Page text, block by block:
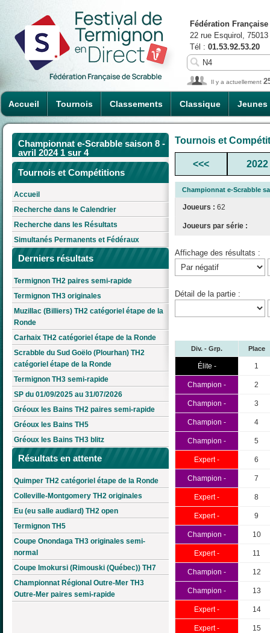
Accueil Tournois Classements Classique Jeunes
Fédération
22 rue Esquirol,
Tél : 01.53.92.53.20
Il y a actuellement
Championnat e-Scrabble saison 8 -
avril 2024 1 sur 4
Tournois et Compétitions
Accueil
Recherche dans le Calendrier
Recherche dans les Résultats
Simultanés Permanents et Fédéraux
Derniers résultats
Termignon TH2 paires semi-rapide
Termignon TH3 originales
Muzillac (Billiers) TH2 catégoriel étape de la
Ronde
Carhaix TH2 catégoriel étape de la Ronde
Scrabble du Sud Goëlo (Plourhan) TH2
catégoriel étape de la Ronde
Termignon TH3 semi-rapide
SP du 01/09/2025 au 31/07/2026
Gréoux les Bains TH2 paires semi-rapide
Gréoux les Bains TH5
Gréoux les Bains TH3 blitz
Résultats en attente
Quimper TH2 catégoriel étape de la Ronde
Colleville-Montgomery TH2 originales
Eu (eu salle audiard) TH2 open
Termignon TH5
Coupe Onondaga TH3 originales semi-
normal
Coupe Imokursi (Rimouski (Québec)) TH7
Championnat Régional Outre-Mer TH3
Outre-Mer paires semi-rapide
Tournois et
<<< 2022
Championnat e-Scrabble
Joueurs : 62
Joueurs par série :
Affichage des résultats :
Détail de la partie :
Div. - Grp. Place
Élite - 1
Champion - 2
Champion - 3
Champion - 4
Champion - 5
Expert - 6
Champion - 7
Expert - 8
Expert - 9
Champion - 10
Expert - 11
Champion - 12
Champion - 13
Expert - 14
Expert - 15